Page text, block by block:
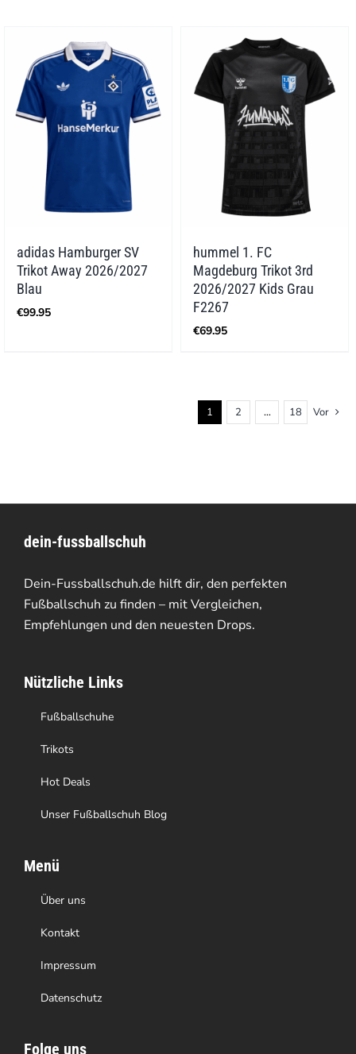
adidas Hamburger SV
Trikot Away 2026/2027
Blau
€99.95
hummel 1. FC
Magdeburg Trikot 3rd
2026/2027 Kids Grau
F2267
€69.95
1 2 … 18 Vor
dein-fussballschuh
Dein-Fussballschuh.de hilft dir, den perfekten
Fußballschuh zu finden – mit Vergleichen,
Empfehlungen und den neuesten Drops.
Nützliche Links
Fußballschuhe
Trikots
Hot Deals
Unser Fußballschuh Blog
Menü
Über uns
Kontakt
Impressum
Datenschutz
Folge uns